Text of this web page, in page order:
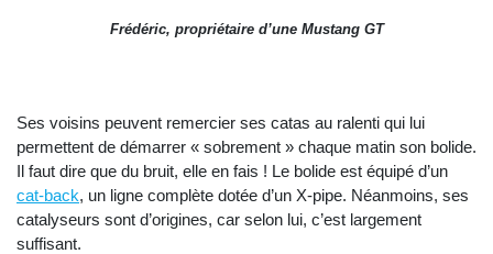
Frédéric, propriétaire d’une Mustang GT
Ses voisins peuvent remercier ses catas au ralenti qui lui
permettent de démarrer « sobrement » chaque matin son bolide.
Il faut dire que du bruit, elle en fais ! Le bolide est équipé d’un
cat-back, un ligne complète dotée d’un X-pipe. Néanmoins, ses
catalyseurs sont d’origines, car selon lui, c’est largement
suffisant.